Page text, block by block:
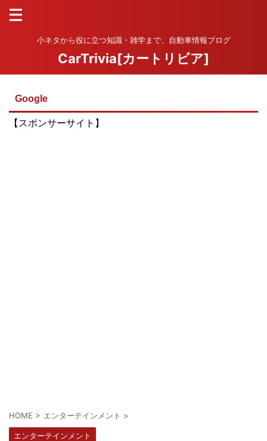
小ネタから役に立つ知識・雑学まで、自動車情報ブログ
CarTrivia[カートリビア]
Google
【スポンサーサイト】
HOME > エンターテインメント >
エンターテインメント